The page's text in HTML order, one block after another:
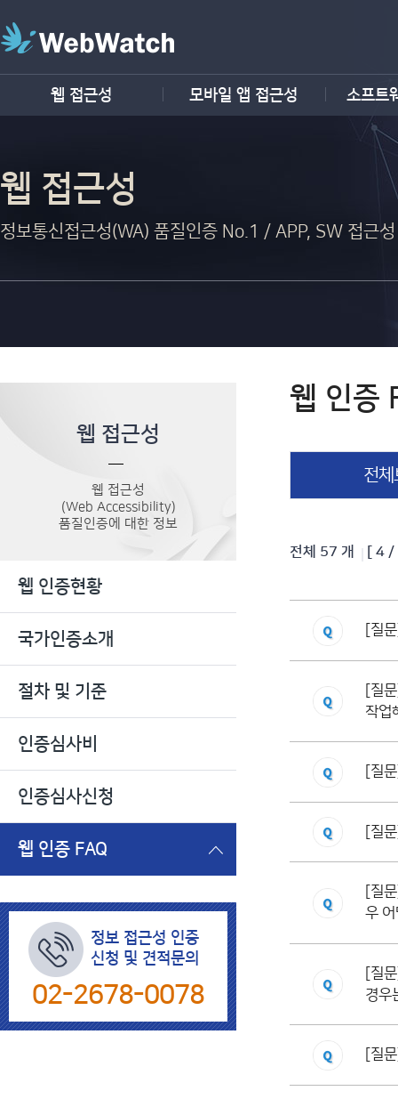
웹 접근성 모바일 앱 접근성 소프트
웹 접근성
정보통신접근성(WA) 품질인증 No.1 / APP, SW 접근
웹 접근성
웹 접근성
(Web Accessibility)
품질인증에 대한 정보
웹 인증현황
국가인증소개
절차 및 기준
인증심사비
인증심사신청
웹 인증 FAQ
정보 접근성 인증
신청 및 견적문의
02-2678-0078
웹 인증
전체
전체 57 개 [ 4 /
[질
[질
작업
[질
[질
[질
우
[질
경우
[질